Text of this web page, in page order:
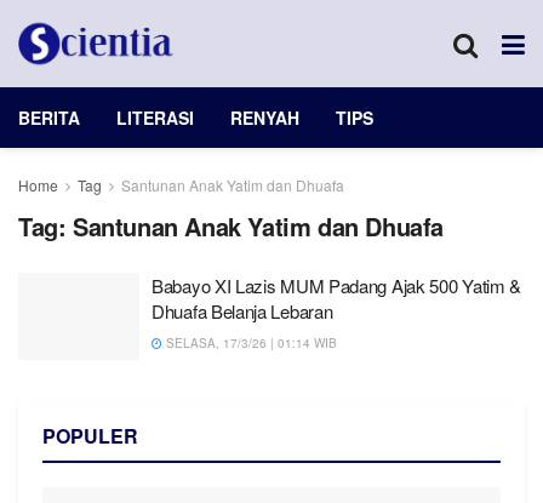
BERITA LITERASI RENYAH TIPS
Home Tag Santunan Anak Yatim dan Dhuafa
Tag: Santunan Anak Yatim dan Dhuafa
Babayo XI Lazis MUM Padang Ajak 500 Yatim &
Dhuafa Belanja Lebaran
SELASA, 17/3/26 | 01:14 WIB
POPULER